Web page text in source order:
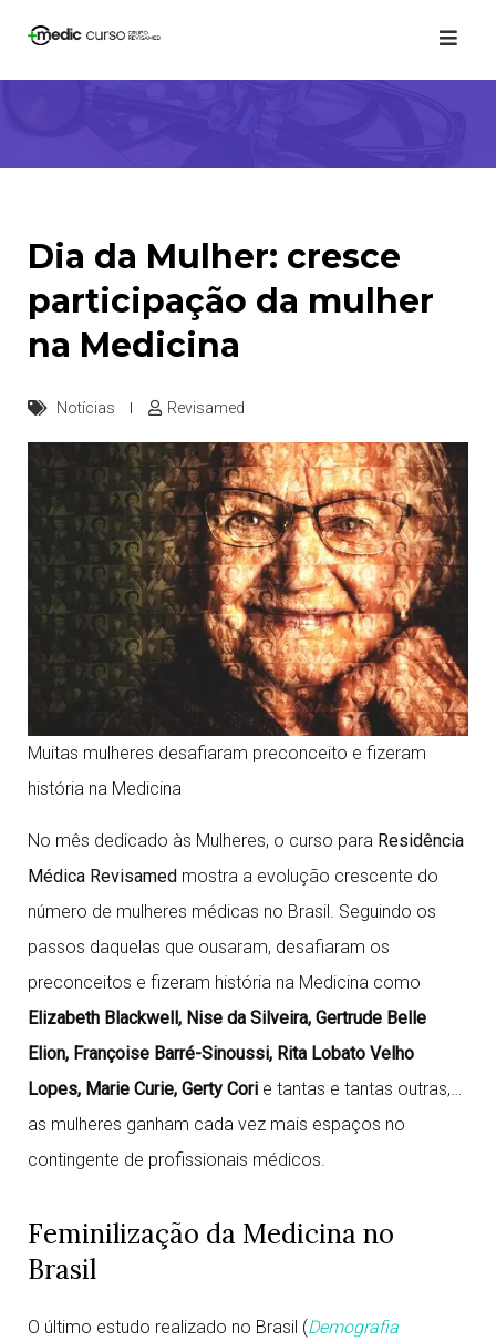
content
Dia da Mulher: cresce
participação da mulher
na Medicina
Notícias Revisamed
Muitas mulheres desafiaram preconceito e fizeram
história na Medicina
No mês dedicado às Mulheres, o curso para Residência
Médica Revisamed mostra a evolução crescente do
número de mulheres médicas no Brasil. Seguindo os
passos daquelas que ousaram, desafiaram os
preconceitos e fizeram história na Medicina como
Elizabeth Blackwell, Nise da Silveira, Gertrude Belle
Elion, Françoise Barré-Sinoussi, Rita Lobato Velho
Lopes, Marie Curie, Gerty Cori e tantas e tantas outras,…
as mulheres ganham cada vez mais espaços no
contingente de profissionais médicos.
Feminilização da Medicina no
Brasil
O último estudo realizado no Brasil (Demografia